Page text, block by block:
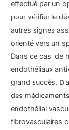
effectué par un
pour vérifier le
autres signes
orienté vers un
Dans ce cas, de
endothéliaux
grand succès.
des
endothélial
fibrovasculaires